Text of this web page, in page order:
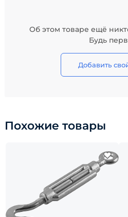
Об этом товаре ещё
Будь
Добавить
Похожие товары